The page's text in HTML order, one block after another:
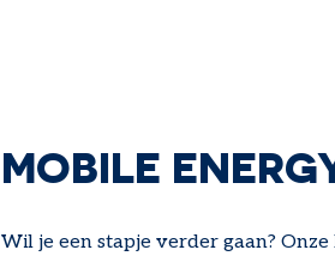
MOBILE
Wil je een stapje verder gaan?